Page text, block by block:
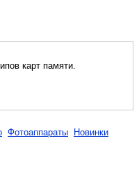
карт памяти.
Фотоаппараты
Новинки